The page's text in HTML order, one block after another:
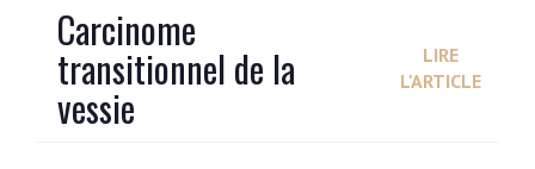
Carcinome
transitionnel de la
vessie
LIRE
L'ARTICLE